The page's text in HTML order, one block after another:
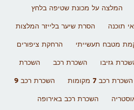
המלצה על מכונת שטיפה בלחץ
תוכנה
הסרת שיער בלייזר המלצות
מטבח תעשייתי
הרחקת ציפורים
גזיבו השכרת רכב
השכרת
השכרת רכב 7 מקומות
השכרת רכב 9
השכרת רכב באירופה